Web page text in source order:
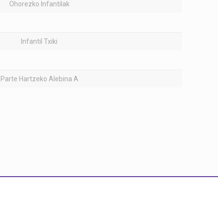
Ohorezko Infantilak
Infantil Txiki
Parte Hartzeko Alebina A